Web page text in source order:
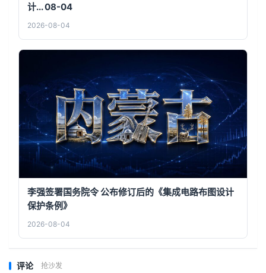
计... 08-04
2026-08-04
李强签署国务院令 公布修订后的《集成电路布图设计
保护条例》
2026-08-04
评论 抢沙发